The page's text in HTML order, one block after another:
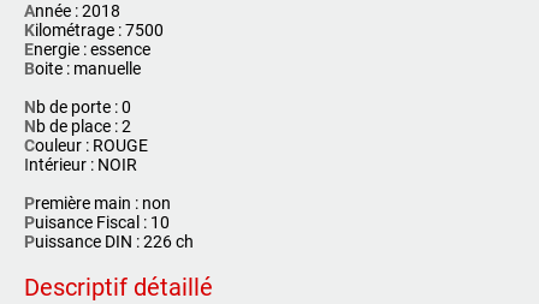
Année : 2018
Kilométrage : 7500
Energie : essence
Boite : manuelle
Nb de porte : 0
Nb de place : 2
Couleur : ROUGE
Intérieur : NOIR
Première main : non
Puisance Fiscal : 10
Puissance DIN : 226 ch
Descriptif détaillé